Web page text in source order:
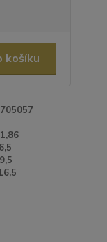
košíku
1,86
6,5